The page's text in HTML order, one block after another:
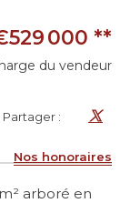
000 **
du vendeur
Partager :
Nos honoraires
arboré en